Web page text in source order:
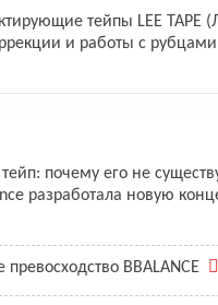
тейпы LEE TAPE
и работы с рубцами
почему его не
разработала новую
превосходство BBALANCE